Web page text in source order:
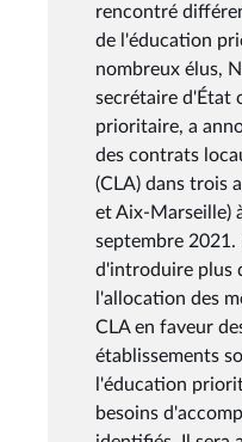
rencontré
de l'éducation
nombreux élus,
secrétaire d'État
prioritaire, a
des contrats
(CLA) dans trois
et Aix-Marseille)
septembre 2021.
d'introduire plus
l'allocation des
CLA en faveur
établissements
l'éducation
besoins